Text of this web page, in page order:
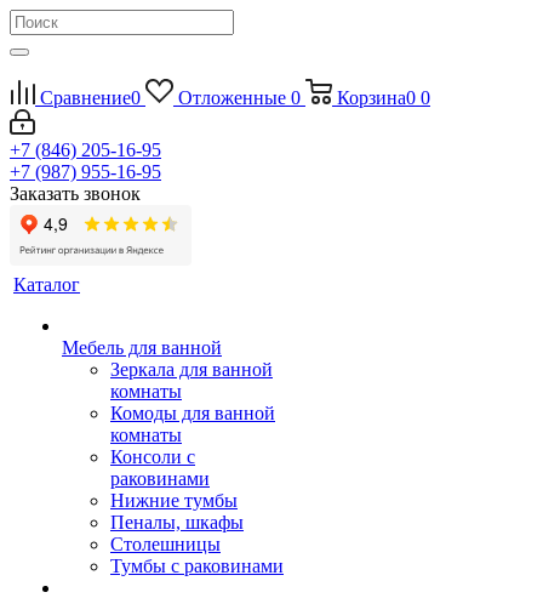
Сравнение0 Отложенные 0 Корзина0 0
+7 (846) 205-16-95
+7 (987) 955-16-95
Заказать звонок
Каталог
Мебель для ванной
Зеркала для ванной
комнаты
Комоды для ванной
комнаты
Консоли с
раковинами
Нижние тумбы
Пеналы, шкафы
Столешницы
Тумбы с раковинами